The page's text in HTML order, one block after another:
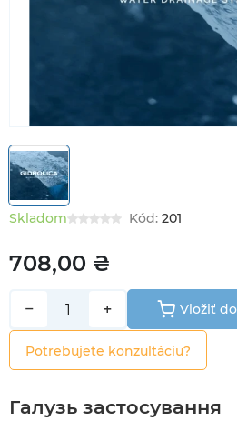
Skladom Kód: 201
708,00 ₴
− + Vložiť
Potrebujete konzultáciu?
Галузь застосування